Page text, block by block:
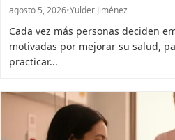
agosto 5, 2026•Yulder Jiménez
Cada vez más personas deciden
motivadas por mejorar su salud,
practicar...